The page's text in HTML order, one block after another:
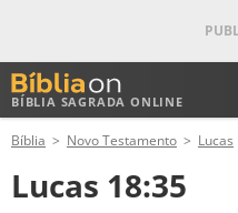
BÍBLIA SAGRADA ONLINE
ANTIGO TESTAMENTO
NOVO TESTAMENTO
Bíblia Novo Testamento Lucas
Lucas 18:35